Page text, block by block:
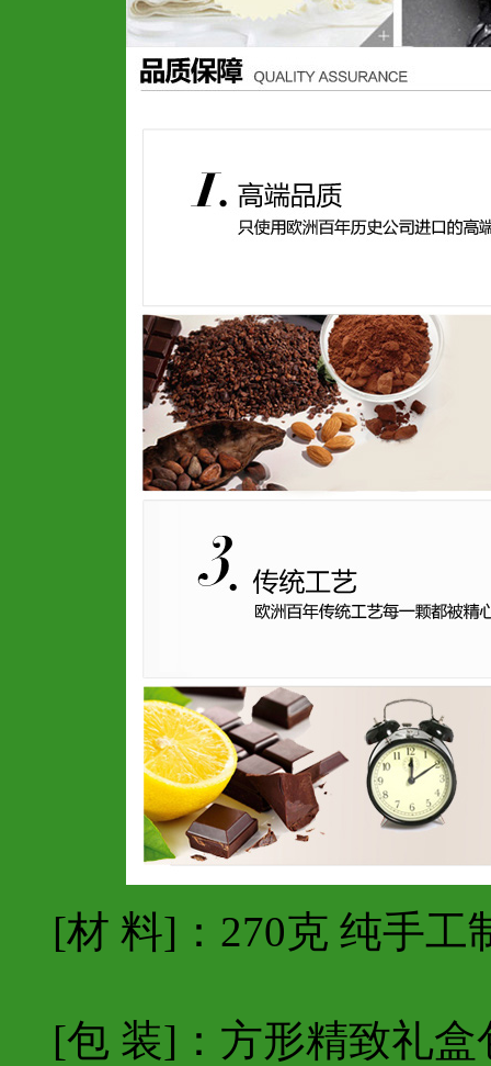
[材 料]：270克 纯手工
[包 装]：方形精致礼盒